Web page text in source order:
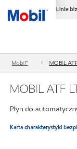
Linie
Mobil™ MOBIL
MOBIL ATF
Płyn do
Karta charakterystyki